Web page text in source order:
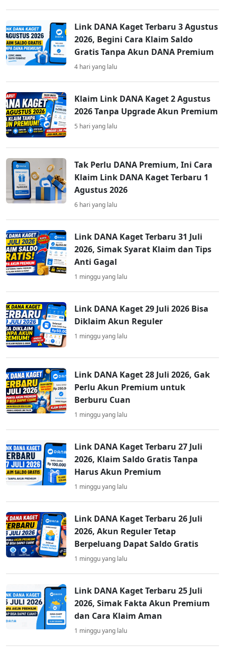
Link DANA Kaget Terbaru 3 Agustus
2026, Begini Cara Klaim Saldo
Gratis Tanpa Akun DANA Premium
4 hari yang lalu
Klaim Link DANA Kaget 2 Agustus
2026 Tanpa Upgrade Akun Premium
5 hari yang lalu
Tak Perlu DANA Premium, Ini Cara
Klaim Link DANA Kaget Terbaru 1
Agustus 2026
6 hari yang lalu
Link DANA Kaget Terbaru 31 Juli
2026, Simak Syarat Klaim dan Tips
Anti Gagal
1 minggu yang lalu
Link DANA Kaget 29 Juli 2026 Bisa
Diklaim Akun Reguler
1 minggu yang lalu
Link DANA Kaget 28 Juli 2026, Gak
Perlu Akun Premium untuk
Berburu Cuan
1 minggu yang lalu
Link DANA Kaget Terbaru 27 Juli
2026, Klaim Saldo Gratis Tanpa
Harus Akun Premium
1 minggu yang lalu
Link DANA Kaget Terbaru 26 Juli
2026, Akun Reguler Tetap
Berpeluang Dapat Saldo Gratis
1 minggu yang lalu
Link DANA Kaget Terbaru 25 Juli
2026, Simak Fakta Akun Premium
dan Cara Klaim Aman
1 minggu yang lalu